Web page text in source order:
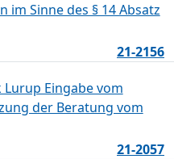
im Sinne des § 14 Absatz
21-2156
Eingabe vom
der Beratung vom
21-2057